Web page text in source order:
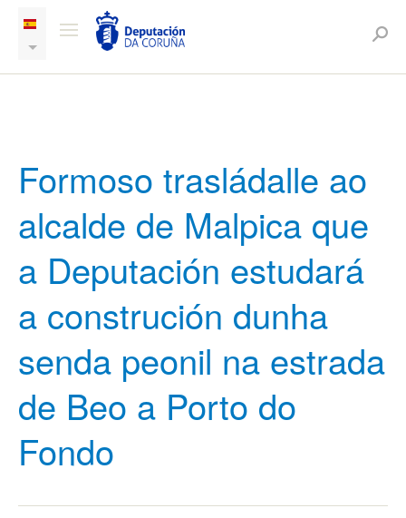
Formoso trasládalle ao
alcalde de Malpica que
a Deputación estudará
a construción dunha
senda peonil na estrada
de Beo a Porto do
Fondo